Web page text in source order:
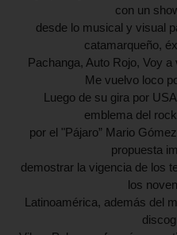
con un
desde lo musical y visual
catamarqueño,
Pachanga, Auto Rojo, Voy
Me vuelvo loco
Luego de su gira por
emblema del
por el "Pájaro” Mario
propuesta
demostrar la vigencia de los
los
Latinoamérica, además del